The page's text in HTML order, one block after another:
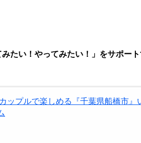
みたい！やってみたい！」をサポー
ップルで楽しめる『千葉県船橋市』